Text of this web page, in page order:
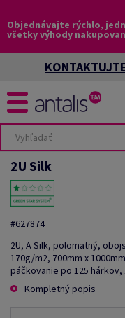
Objednávajte rýchlo,
všetky výhody
2U Silk
#627874
2U, A Silk, polomatný,
170g/m2, 700mm x
páčkovanie po 125 hárkov,
Kompletný popis